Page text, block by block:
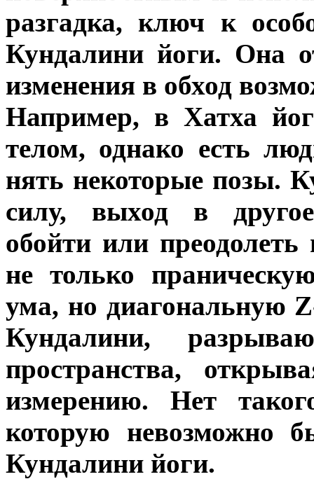
разгадка, ключ к
Кундалини йоги. Она
изменения в обход
Например, в Хатха
телом, однако есть
нять некоторые позы.
силу, выход в
обойти или преодолеть
не только
ума, но диагональную
Кундалини,
пространства,
измерению. Нет
которую невозможно
Кундалини йоги.